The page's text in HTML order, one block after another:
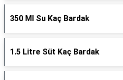
350 Ml Su Kaç Bardak
1.5 Litre Süt Kaç Bardak